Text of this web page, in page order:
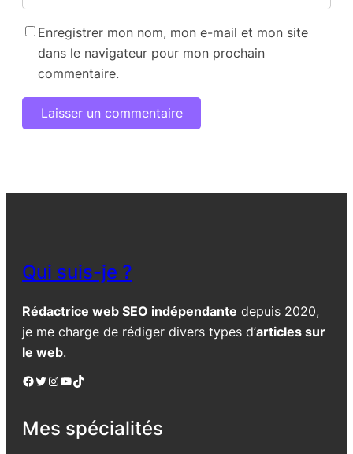
Enregistrer mon nom, mon e-mail et mon site
dans le navigateur pour mon prochain
commentaire.
Qui suis-je ?
Rédactrice web SEO indépendante depuis 2020,
je me charge de rédiger divers types d’articles sur
le web.
Facebook Twitter Instagram YouTube TikTok
Mes spécialités